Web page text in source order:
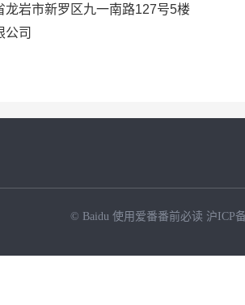
龙岩市新罗区九一南路127号5楼
公司
© Baidu 使用爱番番前必读 沪ICP